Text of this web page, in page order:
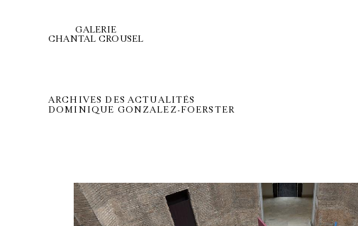
GALERIE
CHANTAL CROUSEL
ARCHIVES DES ACTUALITÉS
DOMINIQUE GONZALEZ-FOERSTER